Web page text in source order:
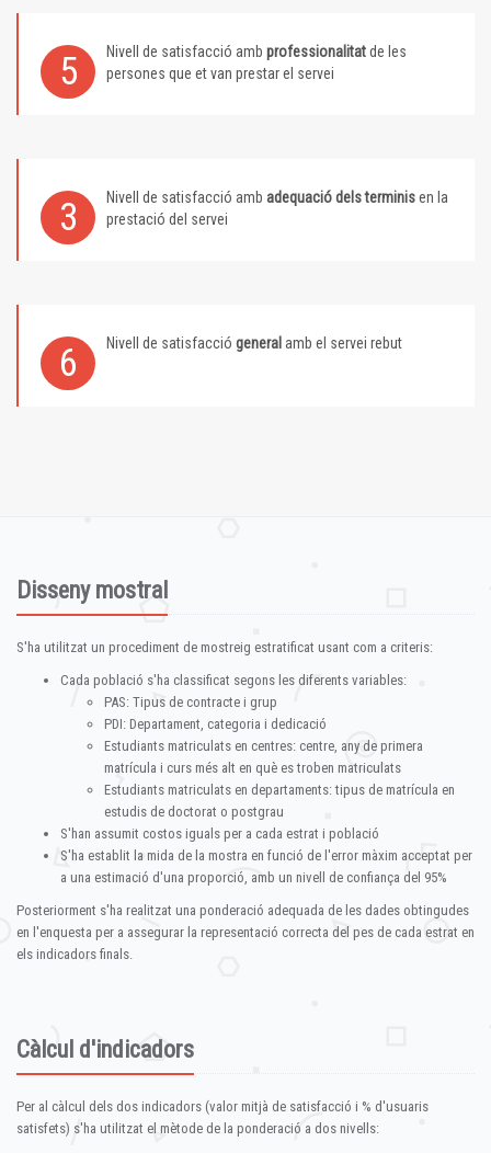
5 Nivell de satisfacció amb professionalitatde les
persones que et van prestar el servei
3 Nivell de satisfacció amb adequació dels terminisen la
prestació del servei
6 Nivell de satisfacció general amb el servei rebut
Disseny mostral
S'ha utilitzat un procediment de mostreig estratificat usant com a criteris:
Cada població s'ha classificat segons les diferents variables:
PAS: Tipus de contracte i grup
PDI: Departament, categoria i dedicació
Estudiants matriculats en centres: centre, any de primera
matrícula i curs més alt en què es troben matriculats
Estudiants matriculats en departaments: tipus de matrícula en
estudis de doctorat o postgrau
S'han assumit costos iguals per a cada estrat i població
S'ha establit la mida de la mostra en funció de l'error màxim acceptat per
a una estimació d'una proporció, amb un nivell de confiança del 95%
Posteriorment s'ha realitzat una ponderació adequada de les dades obtingudes
en l'enquesta per a assegurar la representació correcta del pes de cada estrat en
els indicadors finals.
Càlcul d'indicadors
Per al càlcul dels dos indicadors (valor mitjà de satisfacció i % d'usuaris
satisfets) s'ha utilitzat el mètode de la ponderació a dos nivells: